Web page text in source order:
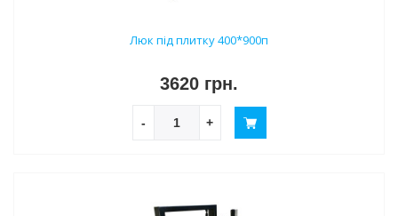
Люк під плитку 400*900п
3620 грн.
- +